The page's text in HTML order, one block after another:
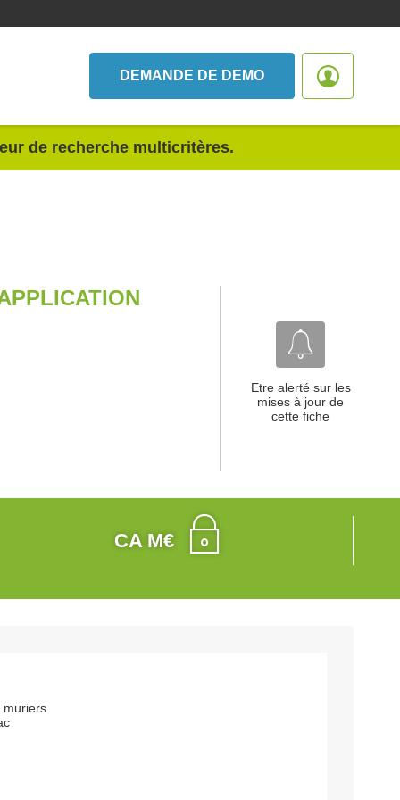
DEMANDE DE DEMO
de recherche multicritères.
Etre alerté sur les
mises à jour de
cette fiche
CA M€
muriers